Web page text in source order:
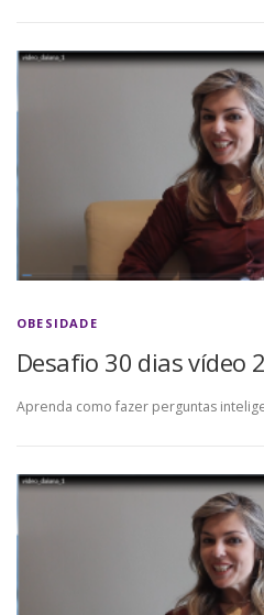
OBESIDADE
Desafio 30 dias vídeo
Aprenda como fazer perguntas